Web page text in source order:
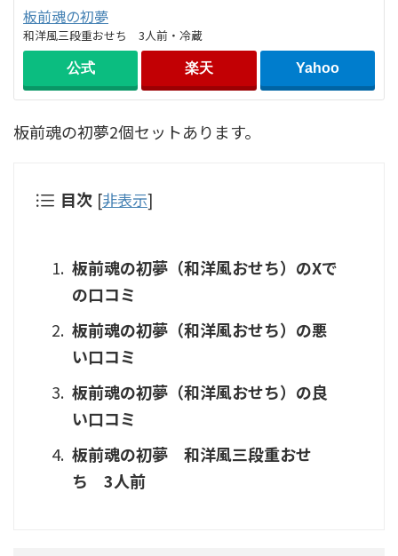
板前魂の初夢
和洋風三段重おせち 3人前・冷蔵
公式 楽天 Yahoo
板前魂の初夢2個セットあります。
目次 [非表示]
板前魂の初夢（和洋風おせち）のXで
の口コミ
板前魂の初夢（和洋風おせち）の悪
い口コミ
板前魂の初夢（和洋風おせち）の良
い口コミ
板前魂の初夢 和洋風三段重おせ
ち 3人前